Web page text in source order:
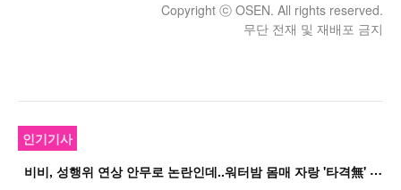
Copyright ⓒ OSEN. All rights reserved.
무단 전재 및 재배포 금지
인기기사
비
비, 성행위 연상 안무로 논란인데..워터밤 몸매 자랑 '타격無' 근황